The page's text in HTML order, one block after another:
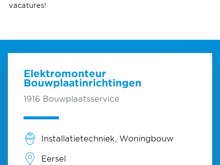
vacatures!
Elektromonteur
Bouwplaatinrichtingen
1916 Bouwplaatsservice
Installatietechniek, Woningbouw
Eersel